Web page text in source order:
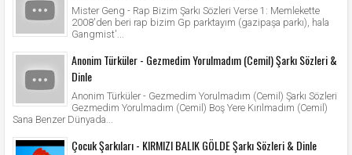
Mister Geng - Rap Bizim Şarkı Sözleri Verse 1: Memlekette
2008'den beri rap bizim Gp parktayım (gazipaşa parkı), hala
Gangmist'...
Anonim Türküler - Gezmedim Yorulmadım (Cemil) Şarkı Sözleri &
Dinle
Anonim Türküler - Gezmedim Yorulmadım (Cemil) Şarkı Sözleri
Gezmedim Yorulmadım (Cemil) Boş Yere Kırılmadım (Cemil)
Sana Benzer Dünyada...
Çocuk Şarkıları - KIRMIZI BALIK GÖLDE Şarkı Sözleri & Dinle